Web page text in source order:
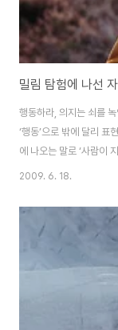
밀림 탐험에 나선
행동하라, 의지는 쇠를
‘행동’으로 밖에 달리 표
에 나오는 말로 ‘사람이
속에 있는 가치를 배워야
공에의 길은 매우 험난하
과 같다. 그리고 정글을
한다. 식량, 지도, 나침
요한 것은 바로 ‘정글’
2009. 6. 18.